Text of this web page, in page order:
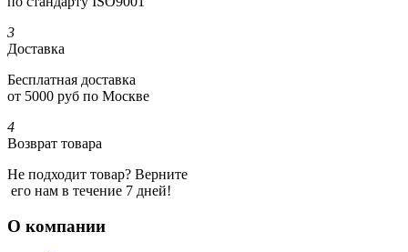
3
Доставка
Бесплатная доставка
от 5000 руб по Москве
4
Возврат товара
Не подходит товар? Верните
его нам в течение 7 дней!
О компании